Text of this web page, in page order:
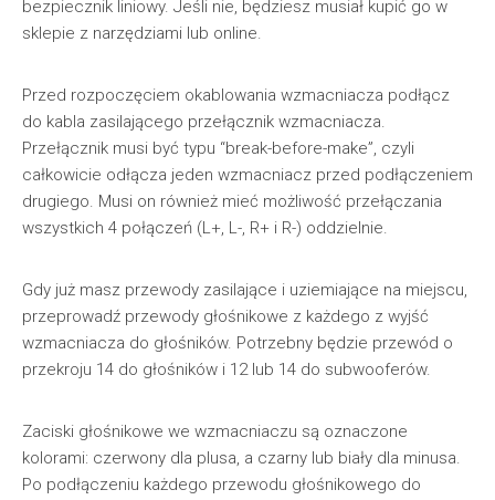
bezpiecznik liniowy. Jeśli nie, będziesz musiał kupić go w
sklepie z narzędziami lub online.
Przed rozpoczęciem okablowania wzmacniacza podłącz
do kabla zasilającego przełącznik wzmacniacza.
Przełącznik musi być typu “break-before-make”, czyli
całkowicie odłącza jeden wzmacniacz przed podłączeniem
drugiego. Musi on również mieć możliwość przełączania
wszystkich 4 połączeń (L+, L-, R+ i R-) oddzielnie.
Gdy już masz przewody zasilające i uziemiające na miejscu,
przeprowadź przewody głośnikowe z każdego z wyjść
wzmacniacza do głośników. Potrzebny będzie przewód o
przekroju 14 do głośników i 12 lub 14 do subwooferów.
Zaciski głośnikowe we wzmacniaczu są oznaczone
kolorami: czerwony dla plusa, a czarny lub biały dla minusa.
Po podłączeniu każdego przewodu głośnikowego do